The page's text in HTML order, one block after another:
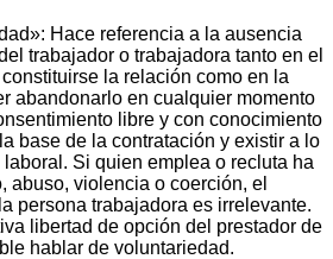
Hace referencia a la ausencia
trabajador o trabajadora tanto en el
la relación como en la
abandonarlo en cualquier momento
libre y con conocimiento
base de la contratación y existir a lo
laboral. Si quien emplea o recluta ha
abuso, violencia o coerción, el
persona trabajadora es irrelevante.
libertad de opción del prestador de
hablar de voluntariedad.